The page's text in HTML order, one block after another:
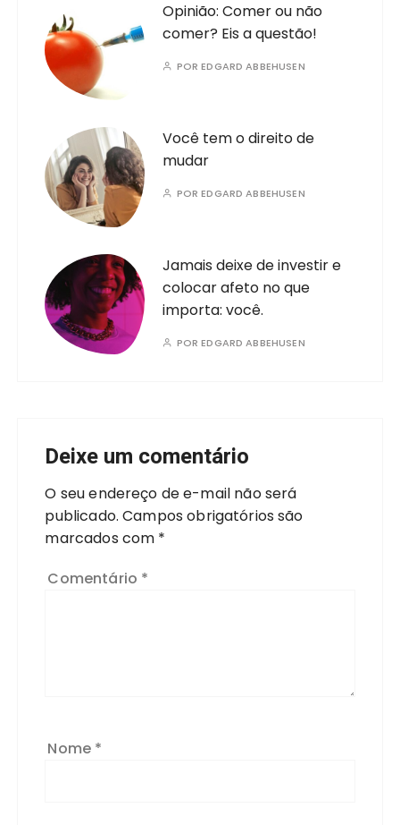
Opinião: Comer ou não
comer? Eis a questão!
POREDGARD ABBEHUSEN
Você tem o direito de
mudar
POREDGARD ABBEHUSEN
Jamais deixe de investir e
colocar afeto no que
importa: você.
POREDGARD ABBEHUSEN
Deixe um comentário
O seu endereço de e-mail não será
publicado. Campos obrigatórios são
marcados com *
Comentário *
Nome *